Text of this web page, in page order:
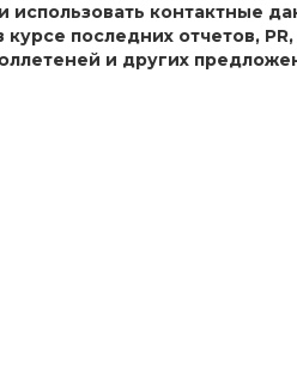
использовать контактные
последних отчетов, PR,
и других